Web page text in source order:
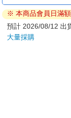
ATM提款機，請不
退換貨須知：
**提醒您，鑑賞期
※ 本商品會員日滿
預計 2026/08/12 出
大量採購